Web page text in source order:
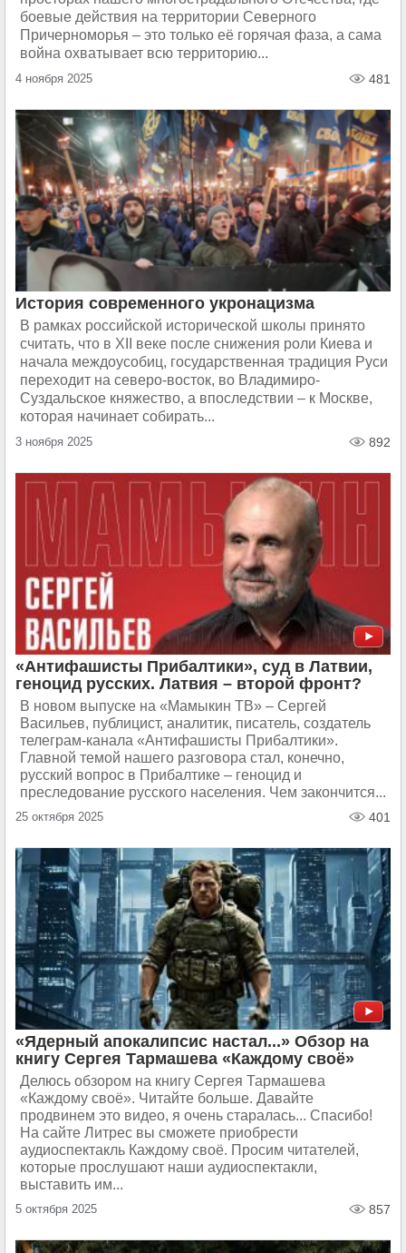
боевые действия на территории Северного
Причерноморья – это только её горячая фаза, а сама
война охватывает всю территорию...
4 ноября 2025 481
История современного укронацизма
В рамках российской исторической школы принято
считать, что в XII веке после снижения роли Киева и
начала междоусобиц, государственная традиция Руси
переходит на северо-восток, во Владимиро-
Суздальское княжество, а впоследствии – к Москве,
которая начинает собирать...
3 ноября 2025 892
«Антифашисты Прибалтики», суд в Латвии,
геноцид русских. Латвия – второй фронт?
В новом выпуске на «Мамыкин ТВ» – Сергей
Васильев, публицист, аналитик, писатель, создатель
телеграм-канала «Антифашисты Прибалтики».
Главной темой нашего разговора стал, конечно,
русский вопрос в Прибалтике – геноцид и
преследование русского населения. Чем закончится...
25 октября 2025 401
«Ядерный апокалипсис настал...» Обзор на
книгу Сергея Тармашева «Каждому своё»
Делюсь обзором на книгу Сергея Тармашева
«Каждому своё». Читайте больше. Давайте
продвинем это видео, я очень старалась... Спасибо!
На сайте Литрес вы сможете приобрести
аудиоспектакль Каждому своё. Просим читателей,
которые прослушают наши аудиоспектакли,
выставить им...
5 октября 2025 857